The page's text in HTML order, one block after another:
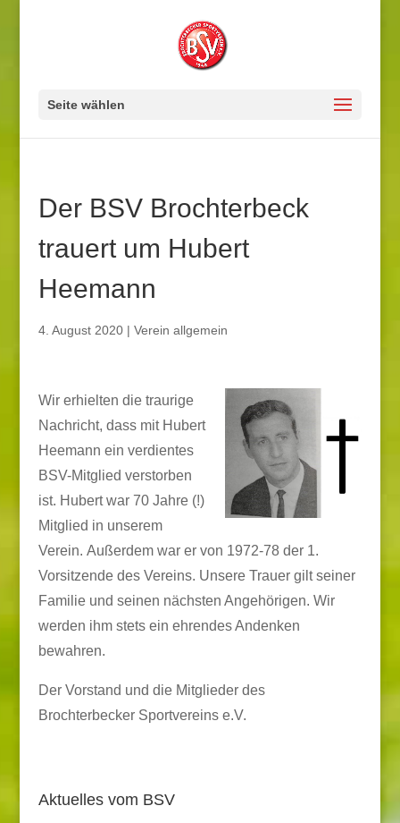
Seite wählen
Der BSV Brochterbeck
trauert um Hubert
Heemann
4. August 2020| Verein allgemein
Wir erhielten die traurige
Nachricht, dass mit Hubert
Heemann ein verdientes
BSV-Mitglied verstorben
ist. Hubert war 70 Jahre (!)
Mitglied in unserem
Verein. Außerdem war er von 1972-78 der 1.
Vorsitzende des Vereins. Unsere Trauer gilt seiner
Familie und seinen nächsten Angehörigen. Wir
werden ihm stets ein ehrendes Andenken
bewahren.
Der Vorstand und die Mitglieder des
Brochterbecker Sportvereins e.V.
Aktuelles vom BSV